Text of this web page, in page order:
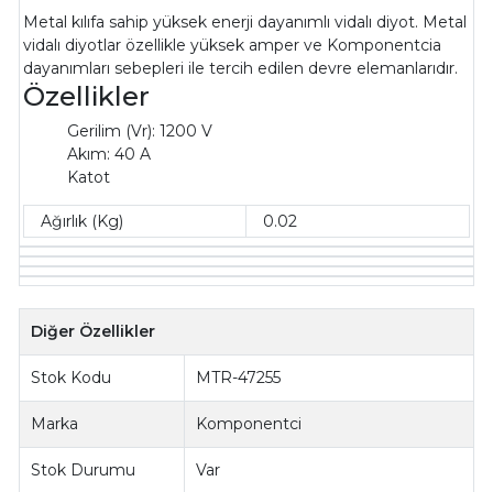
Metal kılıfa sahip yüksek enerji dayanımlı vidalı diyot. Metal
vidalı diyotlar özellikle yüksek amper ve Komponentcia
dayanımları sebepleri ile tercih edilen devre elemanlarıdır.
Özellikler
Gerilim (Vr): 1200 V
Akım: 40 A
Katot
Ağırlık (Kg) 0.02
Diğer Özellikler
Stok Kodu MTR-47255
Marka Komponentci
Stok Durumu Var